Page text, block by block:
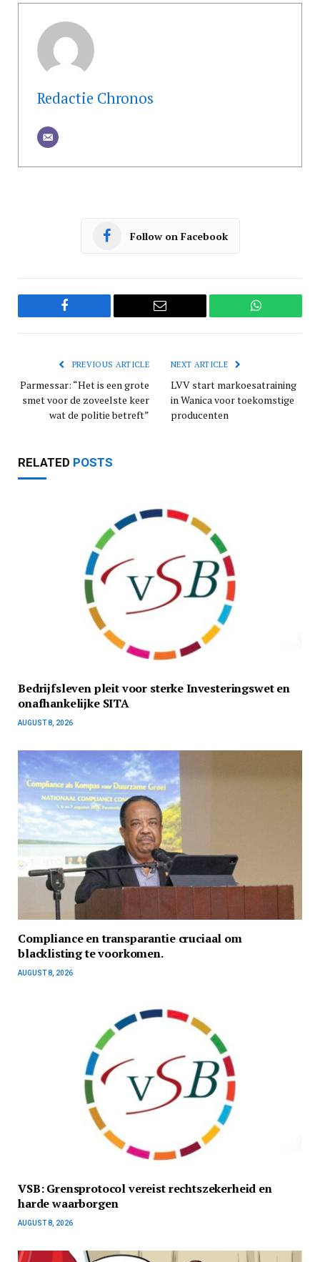
Redactie Chronos
Follow on Facebook
Facebook Email WhatsApp
PREVIOUS ARTICLE
Parmessar: “Het is een grote
smet voor de zoveelste keer
wat de politie betreft”
NEXT ARTICLE
LVV start markoesatraining
in Wanica voor toekomstige
producenten
RELATED POSTS
Bedrijfsleven pleit voor sterke Investeringswet en
onafhankelijke SITA
AUGUST 8, 2026
Compliance en transparantie cruciaal om
blacklisting te voorkomen.
AUGUST 8, 2026
VSB: Grensprotocol vereist rechtszekerheid en
harde waarborgen
AUGUST 8, 2026